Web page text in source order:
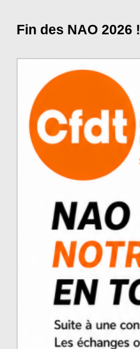
Fin des NAO 2026 !